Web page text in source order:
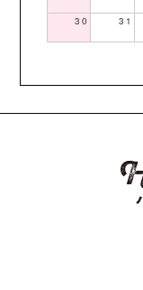
30 31